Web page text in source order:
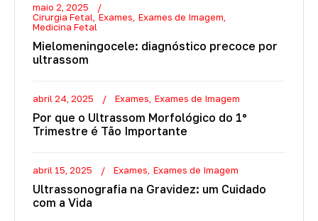
maio 2, 2025
Cirurgia Fetal Exames Exames de Imagem
Medicina Fetal
Mielomeningocele: diagnóstico precoce por
ultrassom
abril 24, 2025 Exames Exames de Imagem
Por que o Ultrassom Morfológico do 1º
Trimestre é Tão Importante
abril 15, 2025 Exames Exames de Imagem
Ultrassonografia na Gravidez: um Cuidado
com a Vida